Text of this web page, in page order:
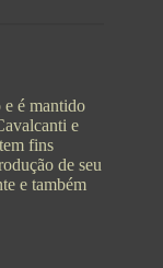
é mantido
e
fins
de seu
e também